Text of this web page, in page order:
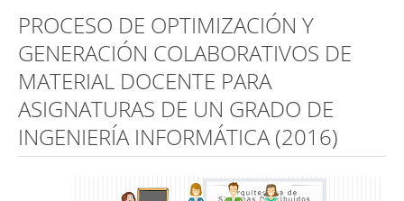
PROCESO DE OPTIMIZACIÓN Y
GENERACIÓN COLABORATIVOS DE
MATERIAL DOCENTE PARA
ASIGNATURAS DE UN GRADO DE
INGENIERÍA INFORMÁTICA (2016)